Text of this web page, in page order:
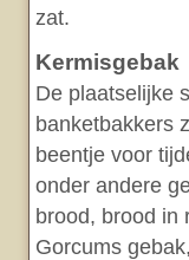
zat.
Kermisgebak
De plaatselijke
banketbakkers
beentje voor
onder andere
brood, brood in
Gorcums